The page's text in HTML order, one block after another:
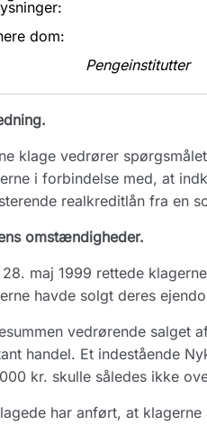
dom:
Pengeinstitutter
klage vedrører
i forbindelse med, at
realkreditlån fra en
omstændigheder.
maj 1999 rettede
havde solgt deres
vedrørende salget
handel. Et indestående
kr. skulle således ikke
har anført, at